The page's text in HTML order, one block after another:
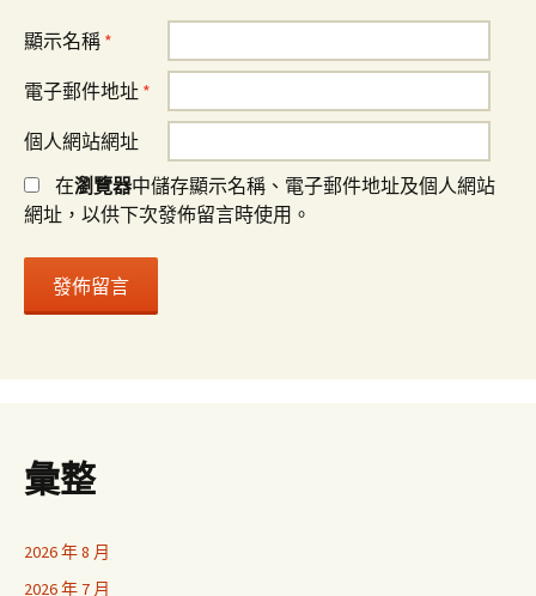
顯示名稱 *
電子郵件地址 *
個人網站網址
在瀏覽器中儲存顯示名稱、電子郵件地址及個人網站
網址，以供下次發佈留言時使用。
彙整
2026 年 8 月
2026 年 7 月